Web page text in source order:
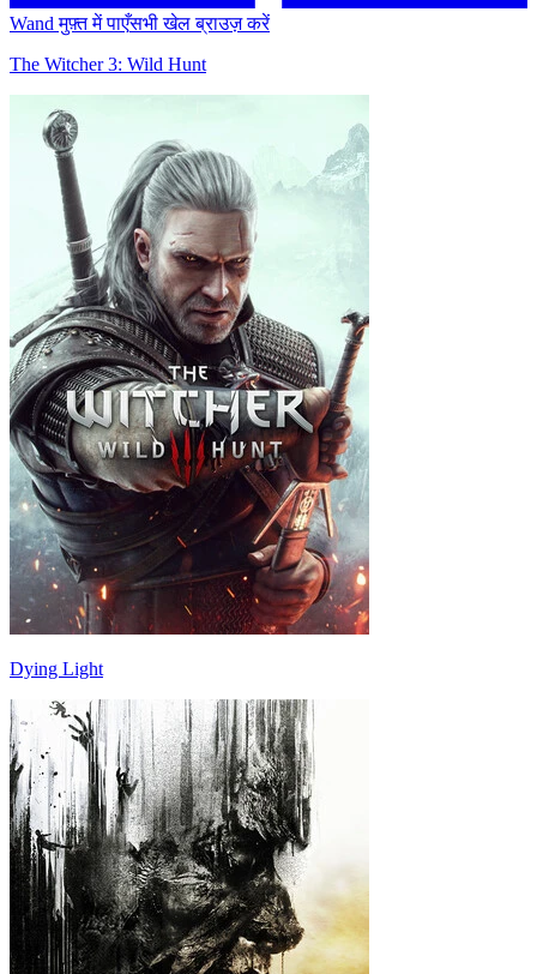
Wand मुफ़्त में पाएँसभी खेल ब्राउज़ करें
The Witcher 3: Wild Hunt
Dying Light